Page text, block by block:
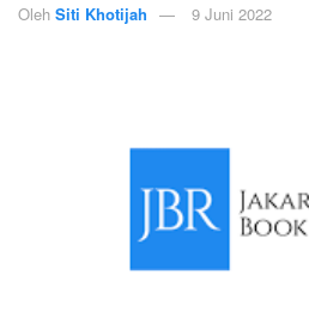
Oleh Siti Khotijah 9 Juni 2022